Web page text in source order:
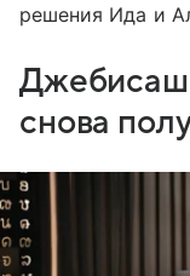
решения Ида и
снова